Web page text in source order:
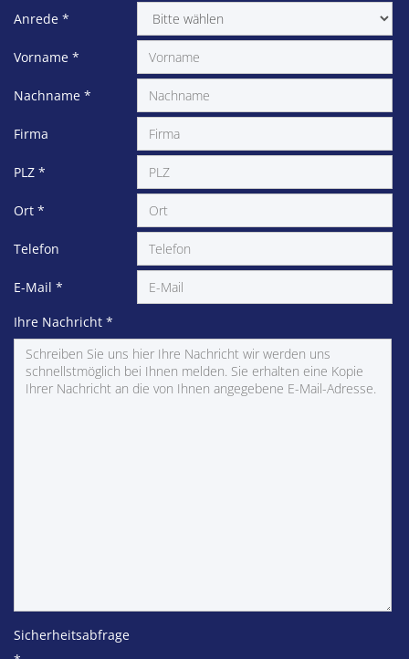
Anrede *
Vorname *
Nachname *
Firma
PLZ *
Ort *
Telefon
E-Mail *
Ihre Nachricht *
Sicherheitsabfrage